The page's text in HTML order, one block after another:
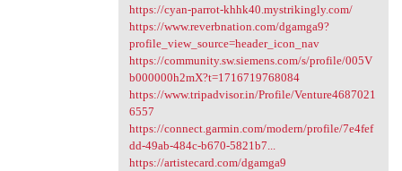
https://cyan-parrot-khhk40.mystrikingly.com/
https://www.reverbnation.com/dgamga9?
profile_view_source=header_icon_nav
https://community.sw.siemens.com/s/profile/005V
b000000h2mX?t=1716719768084
https://www.tripadvisor.in/Profile/Venture4687021
6557
https://connect.garmin.com/modern/profile/7e4fef
dd-49ab-484c-b670-5821b7...
https://artistecard.com/dgamga9